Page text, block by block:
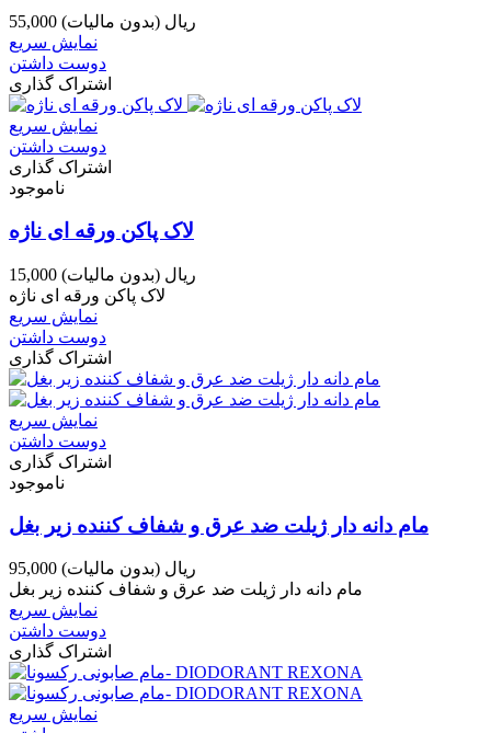
55,000 ریال (بدون مالیات)
نمایش سریع
دوست داشتن
اشتراک گذاری
نمایش سریع
دوست داشتن
اشتراک گذاری
ناموجود
لاک پاکن ورقه ای ناژه
15,000 ریال (بدون مالیات)
لاک پاکن ورقه ای ناژه
نمایش سریع
دوست داشتن
اشتراک گذاری
نمایش سریع
دوست داشتن
اشتراک گذاری
ناموجود
مام دانه دار ژیلت ضد عرق و شفاف کننده زیر بغل
95,000 ریال (بدون مالیات)
مام دانه دار ژیلت ضد عرق و شفاف کننده زیر بغل
نمایش سریع
دوست داشتن
اشتراک گذاری
نمایش سریع